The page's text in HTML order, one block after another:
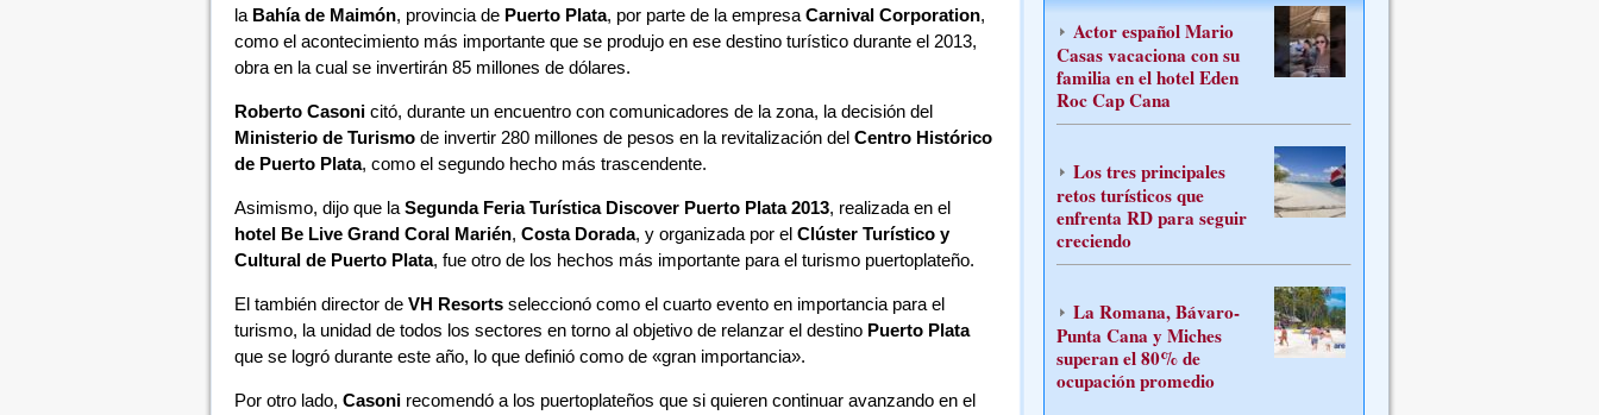
la Bahía de Maimón, provincia de Puerto Plata, por parte de la empresa Carnival Corporation,
como el acontecimiento más importante que se produjo en ese destino turístico durante el 2013,
obra en la cual se invertirán 85 millones de dólares.
Roberto Casonicitó, durante un encuentro con comunicadores de la zona, la decisión del
Ministerio de Turismode invertir 280 millones de pesos en la revitalización del Centro Histórico
de Puerto Plata, como el segundo hecho más trascendente.
Asimismo, dijo que la Segunda Feria Turística Discover Puerto Plata 2013, realizada en el
hotel Be Live Grand Coral Marién, Costa Dorada, y organizada por elClúster Turístico y
Cultural de Puerto Plata, fue otro de los hechos más importante para el turismo puertoplateño.
El también director de VH Resortsseleccionó como el cuarto evento en importancia para el
turismo, la unidad de todos los sectores en torno al objetivo de relanzar el destino Puerto Plata
que se logró durante este año, lo que definió como de «gran importancia».
Por otro lado, Casonirecomendó a los puertoplateños que si quieren continuar avanzando en el
Actor español Mario
Casas vacaciona con su
familia en el hotel Eden
Roc Cap Cana
Los tres principales
retos turísticos que
enfrenta RD para seguir
creciendo
La Romana, Bávaro-
Punta Cana y Miches
superan el 80% de
ocupación promedio